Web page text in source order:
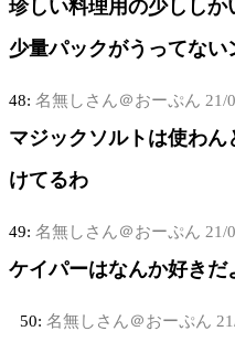
珍しい料理用の少しし
少量パックがうってない
48: 名無しさん＠おーぷん 21/
マジックソルトは使わ
けてるわ
49: 名無しさん＠おーぷん 21/
ケイパーはなんか好きだ
50: 名無しさん＠おーぷん